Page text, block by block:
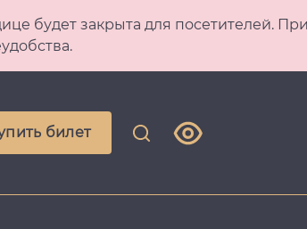
будет закрыта для посетителей.
билет